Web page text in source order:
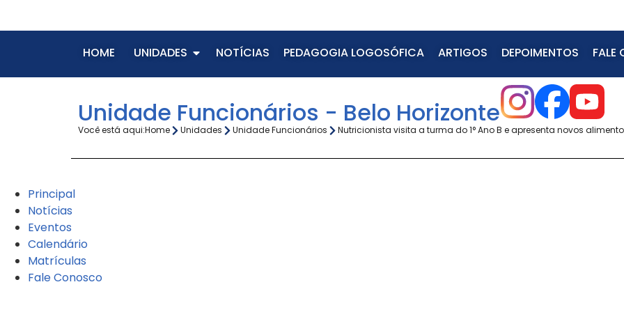
HOME UNIDADES NOTÍCIAS PEDAGOGIA LOGOSÓFICA ARTIGOS DEPOIMENTOS FALE
Unidade Funcionários - Belo Horizonte
Você está aqui:Home Unidades Unidade Funcionários Nutricionista visita a turma do 1° Ano B e apresenta novos
Principal
Notícias
Eventos
Calendário
Matrículas
Fale Conosco